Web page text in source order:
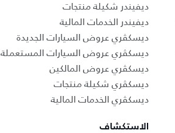
ديفيندر شكيلة منتجات
ديفيندر الخدمات المالية
ديسكڤري عروض السيارات الجديدة
ديسكڤري عروض السيارات المستعملة
ديسكڤري عروض المالكين
ديسكڤري شكيلة منتجات
ديسكڤري الخدمات المالية
الاستكشاف